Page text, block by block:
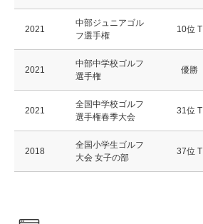
2021
中部ジュニアゴル
フ選手権
10位 T
2021
中部中学校ゴルフ
選手権
優勝
2021
全国中学校ゴルフ
選手権春季大会
31位 T
2018
全国小学生ゴルフ
大会 女子の部
37位 T